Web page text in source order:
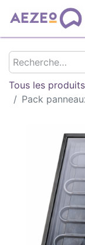
Tous les produits
Pack